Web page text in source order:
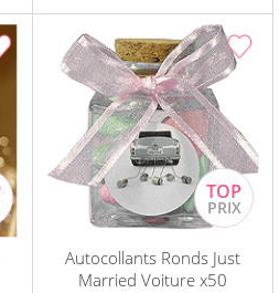
Autocollants Ronds Just
Married Voiture x50